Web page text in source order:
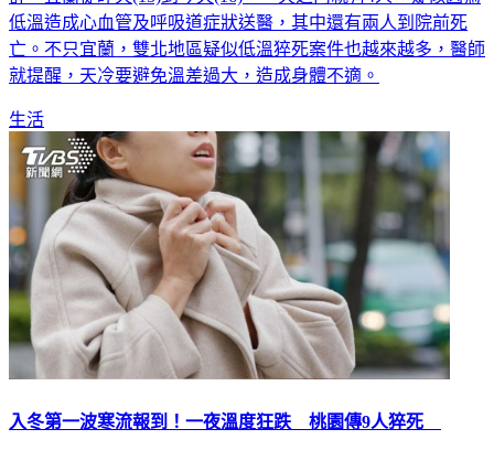
低溫造成心血管及呼吸道症狀送醫，其中還有兩人到院前死
亡。不只宜蘭，雙北地區疑似低溫猝死案件也越來越多，醫師
就提醒，天冷要避免溫差過大，造成身體不適。
生活
入冬第一波寒流報到！一夜溫度狂跌 桃園傳9人猝死